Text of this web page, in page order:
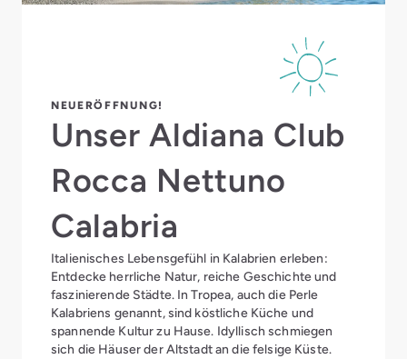
NEUERÖFFNUNG!
Unser Aldiana Club
Rocca Nettuno
Calabria
Italienisches Lebensgefühl in Kalabrien erleben:
Entdecke herrliche Natur, reiche Geschichte und
faszinierende Städte. In Tropea, auch die Perle
Kalabriens genannt, sind köstliche Küche und
spannende Kultur zu Hause. Idyllisch schmiegen
sich die Häuser der Altstadt an die felsige Küste.